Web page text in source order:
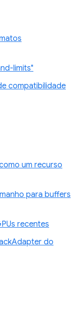
limits"
compatibilidade
um recurso
para buffers
recentes
do